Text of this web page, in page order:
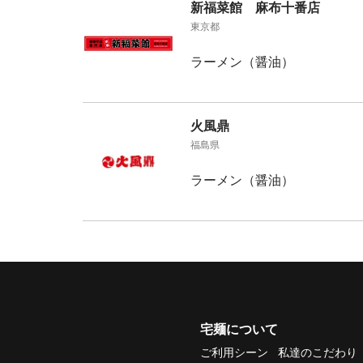
新福菜館 麻布十番店
東京都
ラーメン（醤油）
火風鼎
福島県
ラーメン（醤油）
宅麺について
ご利用シーン 私達のこだわり